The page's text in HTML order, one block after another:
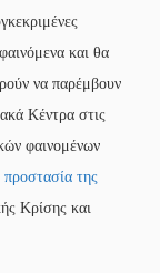
και θα
να παρέμβουν
Κέντρα στις
φαινομένων
της
Κρίσης και